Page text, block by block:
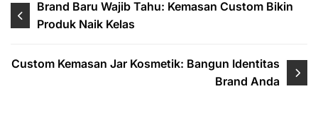
Post
navigation
Brand Baru Wajib Tahu: Kemasan Custom Bikin
Produk Naik Kelas
Custom Kemasan Jar Kosmetik: Bangun Identitas
Brand Anda